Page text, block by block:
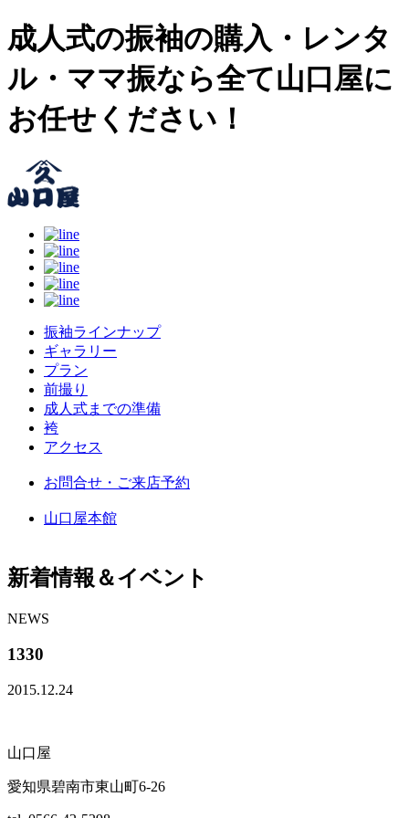
成人式の振袖の購入・レンタ
ル・ママ振なら全て山口屋に
お任せください！
振袖ラインナップ
ギャラリー
プラン
前撮り
成人式までの準備
袴
アクセス
お問合せ・ご来店予約
山口屋本館
新着情報＆イベント
NEWS
1330
2015.12.24
山口屋
愛知県碧南市東山町6-26